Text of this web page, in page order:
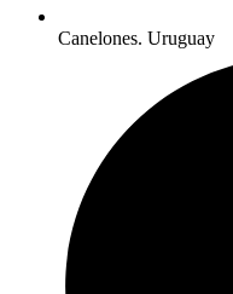
Canelones. Uruguay